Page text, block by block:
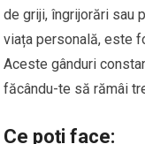
de griji, îngrijorări sau
viața personală, este
Aceste gânduri
făcându-te să rămâi
Ce poți face: